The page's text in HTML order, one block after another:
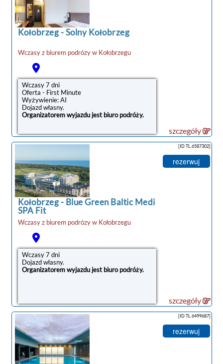
Kołobrzeg-Solny Kołobrzeg
Wczasy z biurem podrózy w Kołobrzegu
Wczasy 7 dni
Oferta - First Minute
Wyżywienie: AI
Dojazd własny.
Organizatorem wyjazdu jest biuro podróży.
szczegóły
noclegi Kołobrzeg
Kołobrzeg- Blue Green Baltic Medi
SPA Fit
Wczasy z biurem podrózy w Kołobrzegu
Wczasy 7 dni
Dojazd własny.
Organizatorem wyjazdu jest biuro podróży.
[ID TL.6587302]
rezerwuj
szczegóły
[ID TL.6499687]
rezerwuj